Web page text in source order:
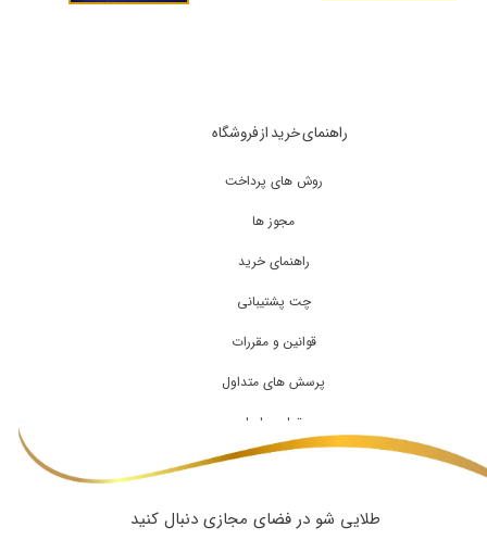
روش های پرداخت
مجوز ها
راهنمای خرید
چت پشتیبانی
قوانین و مقررات
پرسش های متداول
تماس با ما
راهنمای خرید از فروشگاه
طلایی شو در فضای مجازی دنبال کنید